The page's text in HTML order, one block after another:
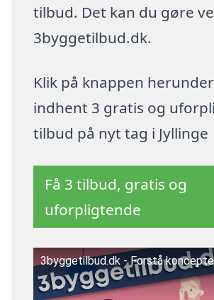
tilbud. Det kan du gøre
3byggetilbud.dk.
Klik på knappen
indhent 3 gratis og
tilbud på nyt tag i Jyllinge
Få 3 tilbud, gratis og
uforpligtende
3byggetilbud.dk - Forstå